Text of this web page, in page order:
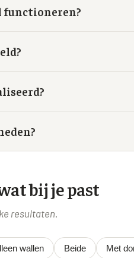
functioneren?
bij je past
resultaten.
wallen Beide Met